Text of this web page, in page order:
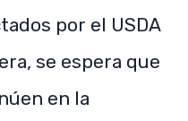
por el USDA
se espera que
en la